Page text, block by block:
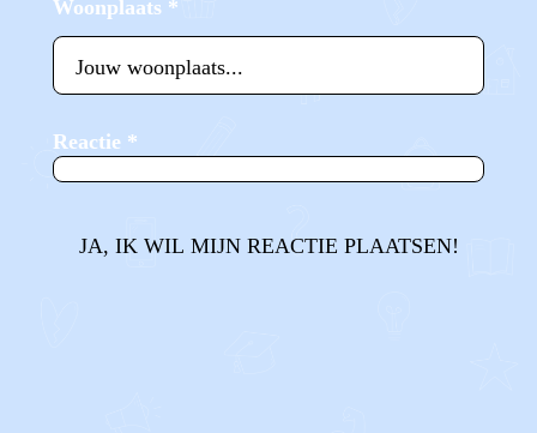
Woonplaats *
Reactie *
JA, IK WIL MIJN REACTIE PLAATSEN!